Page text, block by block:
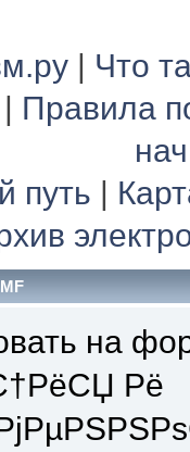
| Что
| Правила
путь |
на
Рё